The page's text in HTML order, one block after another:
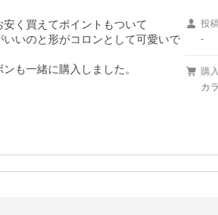
く買えてポイントもついて
いのと形がコロンとして可愛いで
も一緒に購入しました。
投
-
購
カ